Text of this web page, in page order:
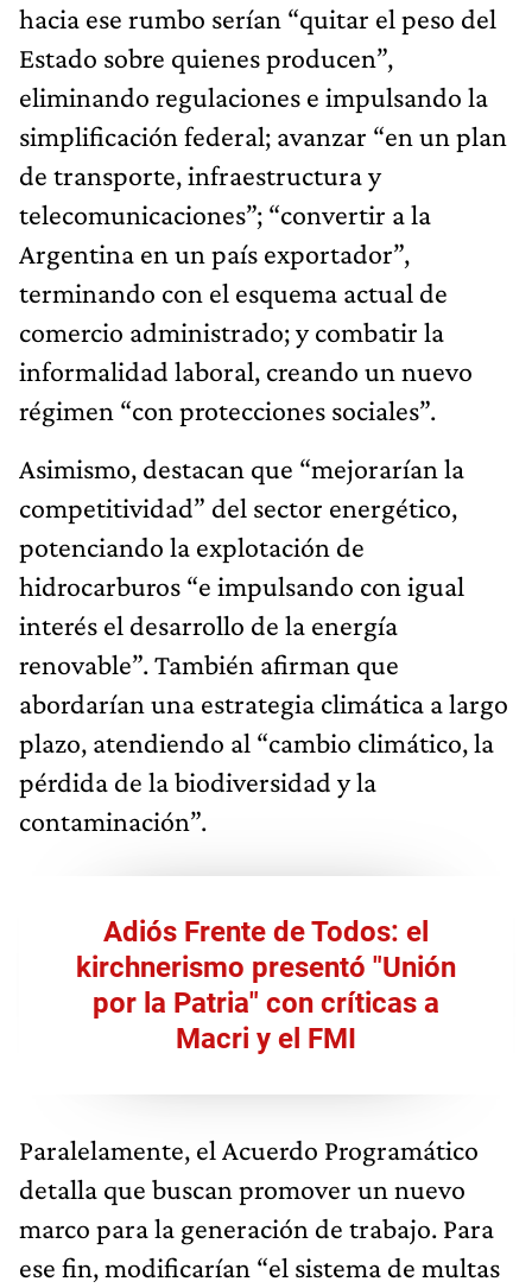
hacia ese rumbo serían “quitar el peso del
Estado sobre quienes producen”,
eliminando regulaciones e impulsando la
simplificación federal; avanzar “en un plan
de transporte, infraestructura y
telecomunicaciones”; “convertir a la
Argentina en un país exportador”,
terminando con el esquema actual de
comercio administrado; y combatir la
informalidad laboral, creando un nuevo
régimen “con protecciones sociales”.
Asimismo, destacan que “mejorarían la
competitividad” del sector energético,
potenciando la explotación de
hidrocarburos “e impulsando con igual
interés el desarrollo de la energía
renovable”. También afirman que
abordarían una estrategia climática a largo
plazo, atendiendo al “cambio climático, la
pérdida de la biodiversidad y la
contaminación”.
Adiós Frente de Todos: el
kirchnerismo presentó "Unión
por la Patria" con críticas a
Macri y el FMI
Paralelamente, el Acuerdo Programático
detalla que buscan promover un nuevo
marco para la generación de trabajo. Para
ese fin, modificarían “el sistema de multas